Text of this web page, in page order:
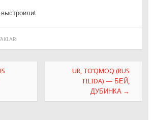
UR, TO’QMOQ (RUS
TILIDA) — БЕЙ,
ДУБИНКА →